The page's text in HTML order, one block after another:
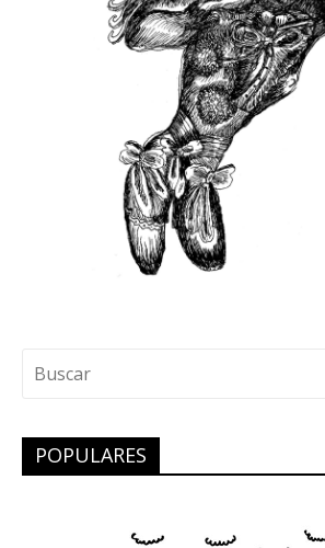
POPULARES